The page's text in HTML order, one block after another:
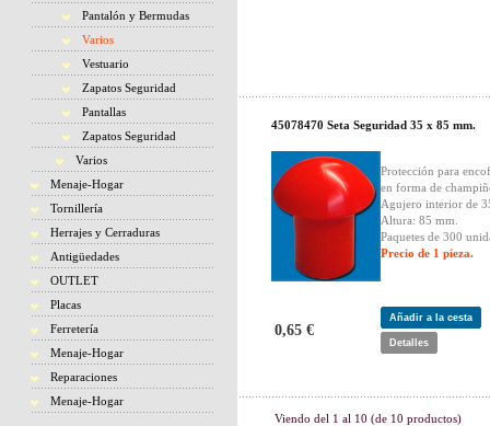
Pantalón y Bermudas
Varios
Vestuario
Zapatos Seguridad
Pantallas
Zapatos Seguridad
Varios
Menaje-Hogar
Tornillería
Herrajes y Cerraduras
Antigüedades
OUTLET
Placas
Ferretería
Menaje-Hogar
Reparaciones
Menaje-Hogar
45078470 Seta Seguridad 35 x 85 mm.
Protección para
en forma de
Agujero interior de
Altura: 85 mm.
Paquetes de 300
Precio de 1 pieza.
0,65 €
Añadir a la cesta
Detalles
Viendo del 1 al 10 (de 10 productos)